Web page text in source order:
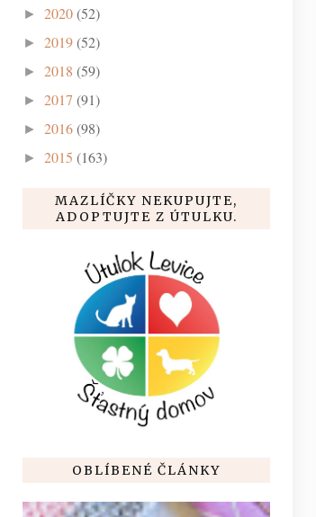
► 2020(52)
► 2019(52)
► 2018 (59)
► 2017 (91)
► 2016(98)
► 2015 (163)
MAZLÍČKY NEKUPUJTE,
ADOPTUJTE Z ÚTULKU.
OBLÍBENÉ ČLÁNKY